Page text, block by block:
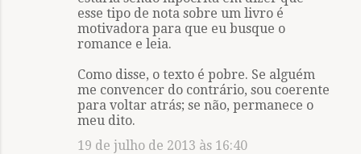
esse tipo de nota sobre um livro é
motivadora para que eu busque o
romance e leia.
Como disse, o texto é pobre. Se alguém
me convencer do contrário, sou coerente
para voltar atrás; se não, permanece o
meu dito.
19 de julho de 2013 às 16:40